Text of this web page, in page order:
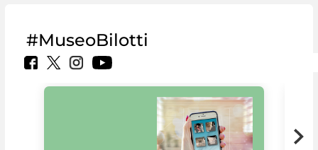
#MuseoBilotti